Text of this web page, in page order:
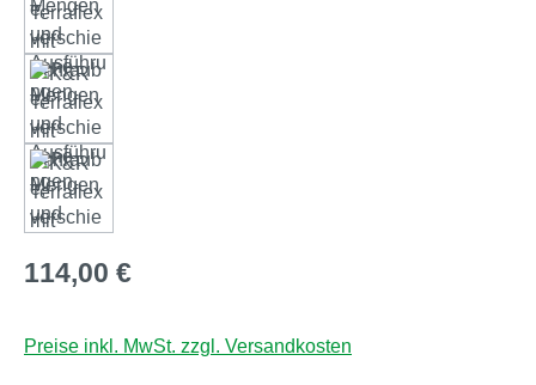
Regulärer Preis:
114,00 €
Preise inkl. MwSt. zzgl. Versandkosten